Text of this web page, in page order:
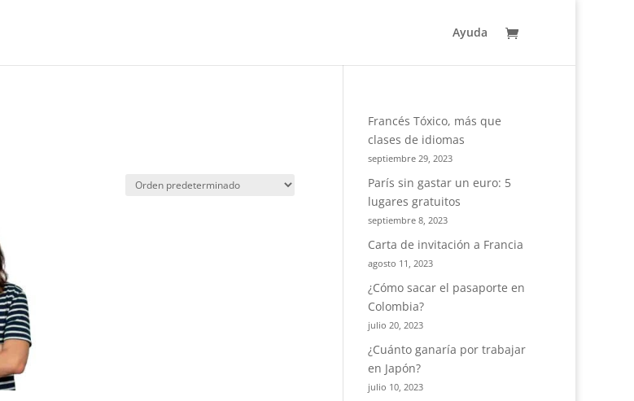
Ayuda
Francés Tóxico, más que
clases de idiomas
septiembre 29, 2023
París sin gastar un euro: 5
lugares gratuitos
septiembre 8, 2023
Carta de invitación a Francia
agosto 11, 2023
¿Cómo sacar el pasaporte en
Colombia?
julio 20, 2023
¿Cuánto ganaría por trabajar
en Japón?
julio 10, 2023